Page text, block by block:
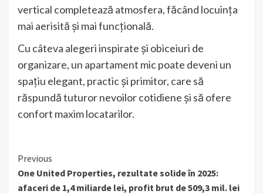
vertical completează atmosfera, făcând locuința
mai aerisită și mai funcțională.
Cu câteva alegeri inspirate și obiceiuri de
organizare, un apartament mic poate deveni un
spațiu elegant, practic și primitor, care să
răspundă tuturor nevoilor cotidiene și să ofere
confort maxim locatarilor.
Continue
Reading
Previous
One United Properties, rezultate solide în 2025:
afaceri de 1,4 miliarde lei, profit brut de 509,3 mil. lei